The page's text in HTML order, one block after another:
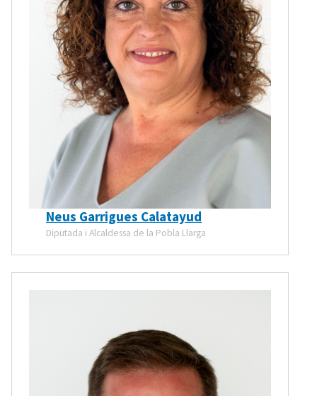
Neus Garrigues Calatayud
Diputada i Alcaldessa de la Pobla Llarga